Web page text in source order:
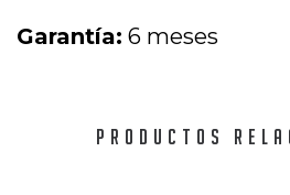
Garantía: 6 meses
PRODUCTOS